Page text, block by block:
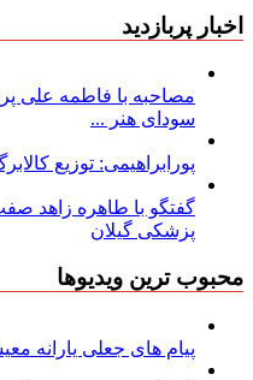
اخبار پربازدید
مصاحبه با فاطمه علی
سودای هنر ...
پورابراهیمی: توزیع
گفتگو با طاهره زاهد
پزشکی گیلان
محبوب ترین ویدیوها
پیام های جعلی یارانه